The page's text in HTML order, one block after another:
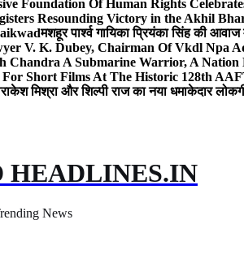
Foundation Of Human Rights
Resounding Victory in the Akhil
मशहूर पार्श्व गायिका प्रियंका सिंह की
V. K. Dubey, Chairman Of Vkdl Npa
Chandra A Submarine Warrior, A
Short Films At The Historic 128th
राकेश मिश्रा और शिल्पी राज का नया धमाकेदार
HEADLINES.IN
News